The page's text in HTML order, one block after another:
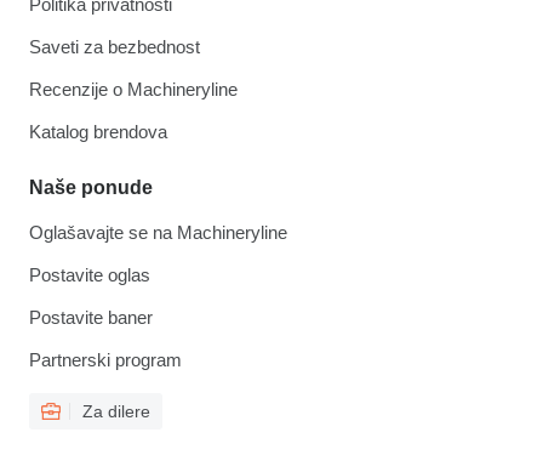
Politika privatnosti
Saveti za bezbednost
Recenzije o Machineryline
Katalog brendova
Naše ponude
Oglašavajte se na Machineryline
Postavite oglas
Postavite baner
Partnerski program
Za dilere